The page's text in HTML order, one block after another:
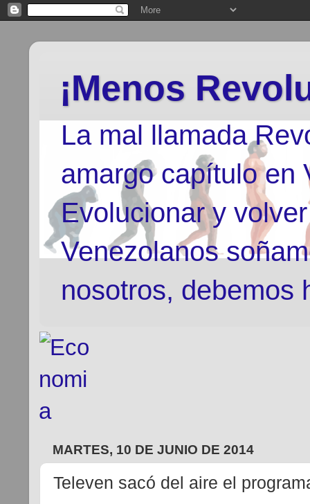
¡Menos
La mal llamada
amargo capítulo en
Evolucionar y
Venezolanos
nosotros, debemos
MARTES, 10 DE JUNIO DE 2014
Televen sacó del aire el